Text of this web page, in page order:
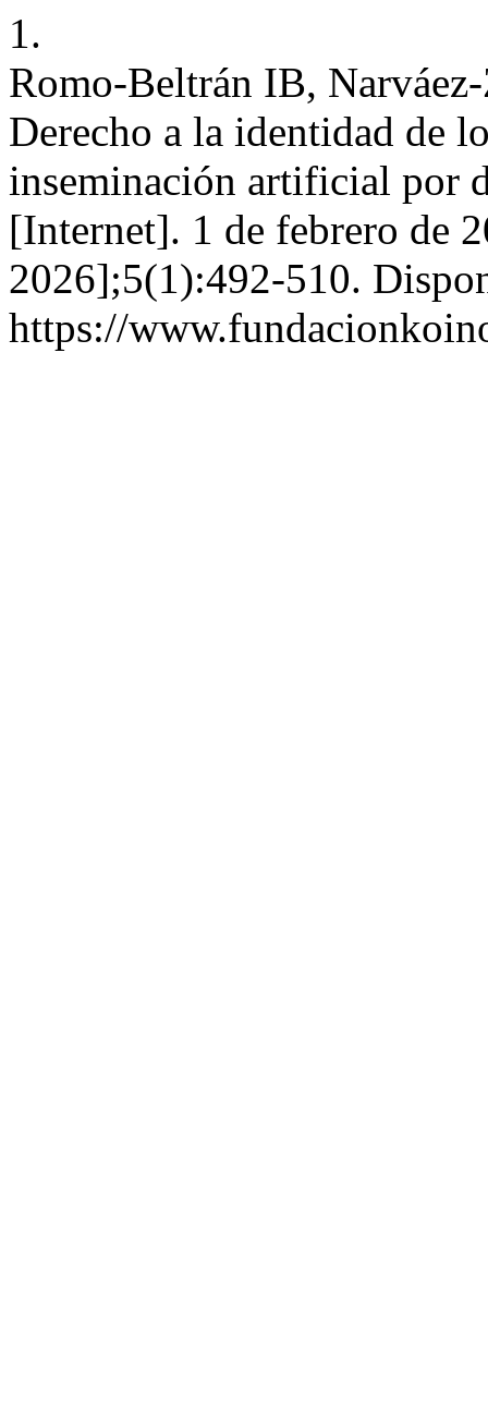
1.
Romo-Beltrán IB,
Derecho a la identidad de
inseminación artificial por
[Internet]. 1 de febrero de
2026];5(1):492-510.
https://